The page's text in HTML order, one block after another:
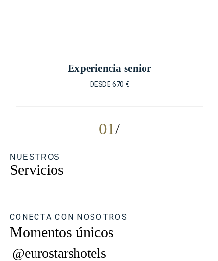
01
Experiencia senior
DESDE 670 €
NUESTROS
Servicios
CONECTA CON NOSOTROS
Momentos únicos
@eurostarshotels